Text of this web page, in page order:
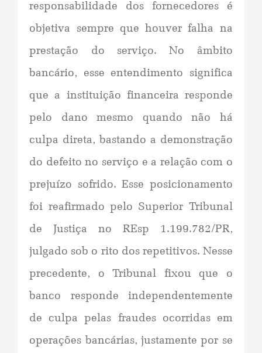
responsabilidade dos fornecedores é
objetiva sempre que houver falha na
prestação do serviço. No âmbito
bancário, esse entendimento significa
que a instituição financeira responde
pelo dano mesmo quando não há
culpa direta, bastando a demonstração
do defeito no serviço e a relação com o
prejuízo sofrido. Esse posicionamento
foi reafirmado pelo Superior Tribunal
de Justiça no REsp 1.199.782/PR,
julgado sob o rito dos repetitivos. Nesse
precedente, o Tribunal fixou que o
banco responde independentemente
de culpa pelas fraudes ocorridas em
operações bancárias, justamente por se